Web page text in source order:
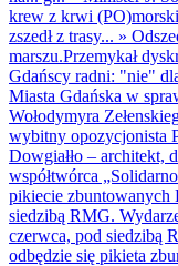
krew z krwi
zszedł z trasy... »
marszu.Przemykał
Gdańscy radni: "nie"
Miasta Gdańska w
Wołodymyra
wybitny opozycjonista
Dowgiałło – architekt,
współtwórca
pikiecie zbuntowanych
siedzibą RMG.
czerwca, pod siedzibą
odbędzie się pikieta